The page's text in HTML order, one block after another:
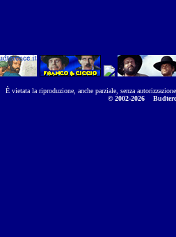
È vietata la riproduzione, anche parziale, senza
© 2002-2026